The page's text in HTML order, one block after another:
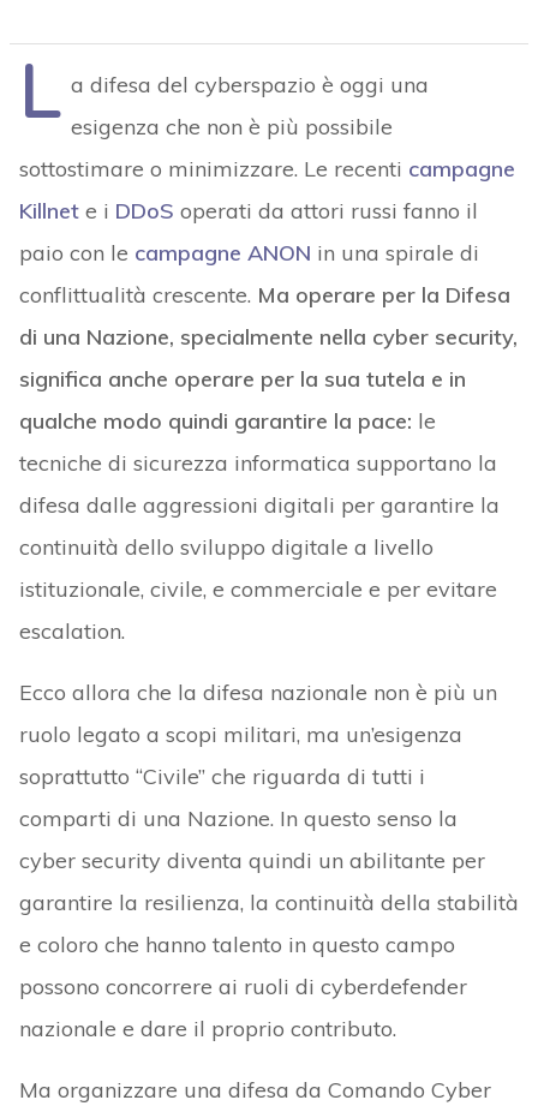
L a difesa del cyberspazio è oggi una
esigenza che non è più possibile
sottostimare o minimizzare. Le recenti campagne
Killnete i DDoS operati da attori russi fanno il
paio con le campagne ANON in una spirale di
conflittualità crescente. Ma operare per la Difesa
di una Nazione, specialmente nella cyber security,
significa anche operare per la sua tutela e in
qualche modo quindi garantire la pace: le
tecniche di sicurezza informatica supportano la
difesa dalle aggressioni digitali per garantire la
continuità dello sviluppo digitale a livello
istituzionale, civile, e commerciale e per evitare
escalation.
Ecco allora che la difesa nazionale non è più un
ruolo legato a scopi militari, ma un’esigenza
soprattutto “Civile” che riguarda di tutti i
comparti di una Nazione. In questo senso la
cyber security diventa quindi un abilitante per
garantire la resilienza, la continuità della stabilità
e coloro che hanno talento in questo campo
possono concorrere ai ruoli di cyberdefender
nazionale e dare il proprio contributo.
Ma organizzare una difesa da Comando Cyber